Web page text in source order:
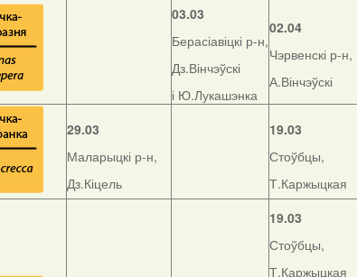
03.03
Берасіавіцкі р-н,
Дз.Вінчэўскі
і Ю.Лукашэнка
02.04
Чэрвенскі р-н,
А.Вінчэўскі
29.03
Маларыцкі р-н,
Дз.Кіцель
19.03
Стоўбцы,
Т.Каржыцкая
19.03
Стоўбцы,
Т.Каржыцкая